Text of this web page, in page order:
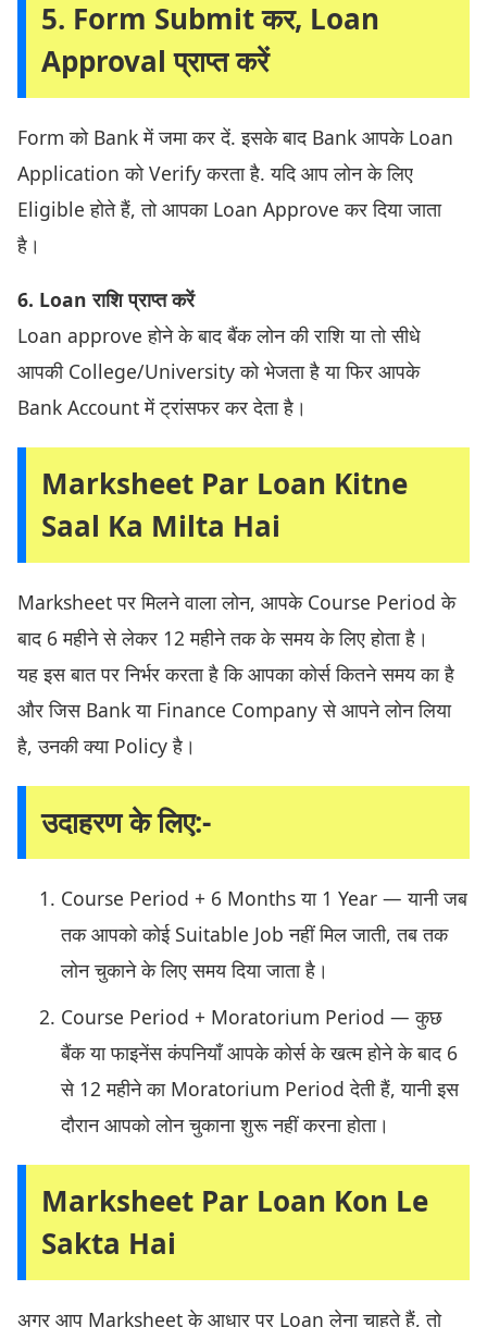
5. Form Submit कर, Loan
Approval प्राप्त करें
Form को Bank में जमा कर दें. इसके बाद Bank आपके Loan
Application को Verify करता है. यदि आप लोन के लिए
Eligible होते हैं, तो आपका Loan Approve कर दिया जाता
है।
6. Loan राशि प्राप्त करें
Loan approve होने के बाद बैंक लोन की राशि या तो सीधे
आपकी College/University को भेजता है या फिर आपके
Bank Account में ट्रांसफर कर देता है।
Marksheet Par Loan Kitne
Saal Ka Milta Hai
Marksheet पर मिलने वाला लोन, आपके Course Period के
बाद 6 महीने से लेकर 12 महीने तक के समय के लिए होता है।
यह इस बात पर निर्भर करता है कि आपका कोर्स कितने समय का है
और जिस Bank या Finance Company से आपने लोन लिया
है, उनकी क्या Policy है।
उदाहरण के लिए:-
Course Period + 6 Months या 1 Year — यानी जब
तक आपको कोई Suitable Job नहीं मिल जाती, तब तक
लोन चुकाने के लिए समय दिया जाता है।
Course Period + Moratorium Period — कुछ
बैंक या फाइनेंस कंपनियाँ आपके कोर्स के खत्म होने के बाद 6
से 12 महीने का Moratorium Period देती हैं, यानी इस
दौरान आपको लोन चुकाना शुरू नहीं करना होता।
Marksheet Par Loan Kon Le
Sakta Hai
अगर आप Marksheet के आधार पर Loan लेना चाहते हैं, तो